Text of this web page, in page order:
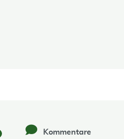
Kommentare